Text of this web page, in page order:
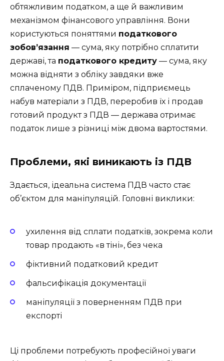
обтяжливим податком, а ще й важливим
механізмом фінансового управління. Вони
користуються поняттями податкового
зобов’язання — сума, яку потрібно сплатити
державі, та податкового кредиту — сума, яку
можна відняти з обліку завдяки вже
сплаченому ПДВ. Приміром, підприємець
набув матеріали з ПДВ, переробив їх і продав
готовий продукт з ПДВ — держава отримає
податок лише з різниці між двома вартостями.
Проблеми, які виникають із ПДВ
Здається, ідеальна система ПДВ часто стає
об’єктом для маніпуляцій. Головні виклики:
ухилення від сплати податків, зокрема коли
товар продають «в тіні», без чека
фіктивний податковий кредит
фальсифікація документації
маніпуляції з поверненням ПДВ при
експорті
Ці проблеми потребують професійної уваги